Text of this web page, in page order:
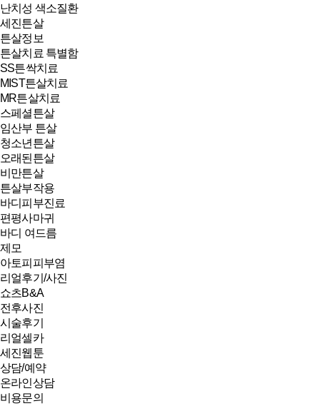
난치성 색소질환
세진튼살
튼살정보
튼살치료 특별함
SS튼싹치료
MIST튼살치료
MR튼살치료
스페셜튼살
임산부 튼살
청소년튼살
오래된튼살
비만튼살
튼살부작용
바디피부진료
편평사마귀
바디 여드름
제모
아토피피부염
리얼후기/사진
쇼츠B&A
전후사진
시술후기
리얼셀카
세진웹툰
상담/예약
온라인상담
비용문의